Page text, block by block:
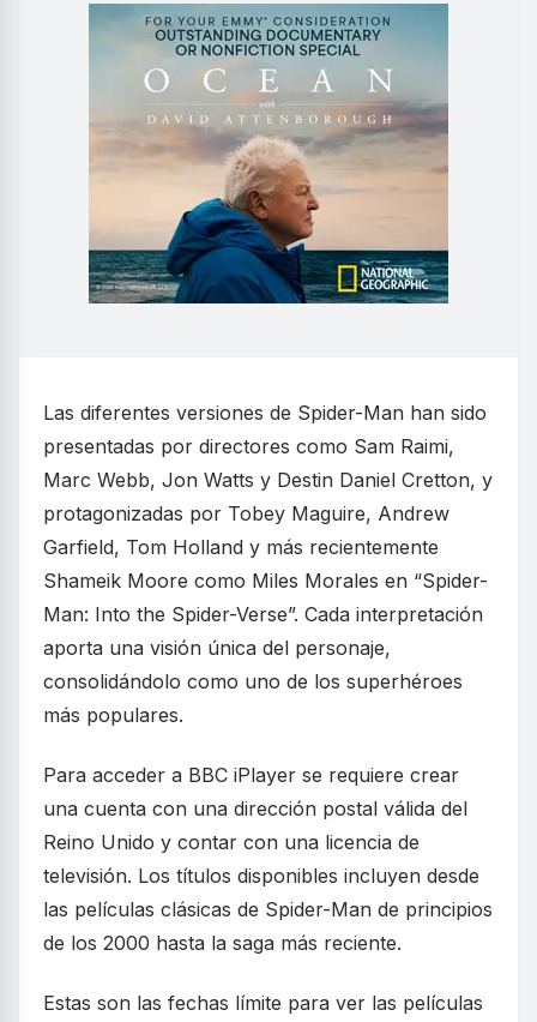
Las diferentes versiones de Spider-Man han sido
presentadas por directores como Sam Raimi,
Marc Webb, Jon Watts y Destin Daniel Cretton, y
protagonizadas por Tobey Maguire, Andrew
Garfield, Tom Holland y más recientemente
Shameik Moore como Miles Morales en “Spider-
Man: Into the Spider-Verse”. Cada interpretación
aporta una visión única del personaje,
consolidándolo como uno de los superhéroes
más populares.
Para acceder a BBC iPlayer se requiere crear
una cuenta con una dirección postal válida del
Reino Unido y contar con una licencia de
televisión. Los títulos disponibles incluyen desde
las películas clásicas de Spider-Man de principios
de los 2000 hasta la saga más reciente.
Estas son las fechas límite para ver las películas